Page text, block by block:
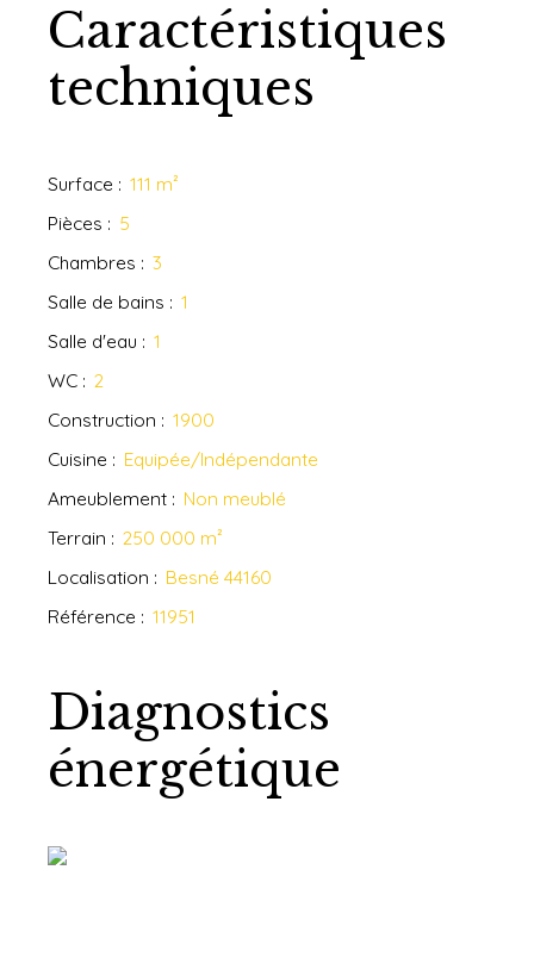
Caractéristiques
techniques
Surface : 111 m²
Pièces : 5
Chambres : 3
Salle de bains : 1
Salle d'eau : 1
WC : 2
Construction : 1900
Cuisine : Equipée/Indépendante
Ameublement : Non meublé
Terrain : 250 000 m²
Localisation : Besné 44160
Référence : 11951
Diagnostics
énergétique